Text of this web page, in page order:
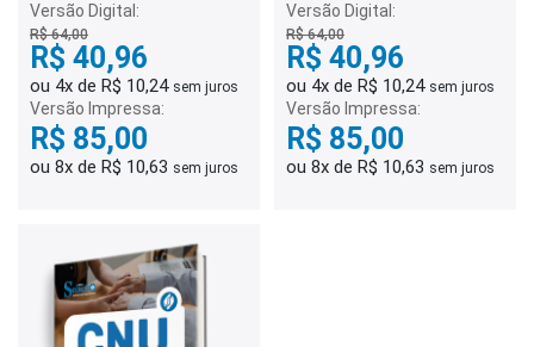
Versão Digital:
R$ 64,00
R$ 40,96
ou 4x de R$ 10,24 sem juros
Versão Impressa:
R$ 85,00
ou 8x de R$ 10,63 sem juros
Versão Digital:
R$ 64,00
R$ 40,96
ou 4x de R$ 10,24 sem juros
Versão Impressa:
R$ 85,00
ou 8x de R$ 10,63 sem juros